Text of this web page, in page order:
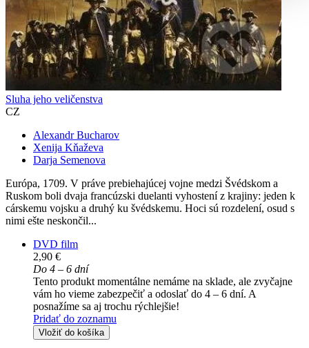
Sluha jeho veličenstva
CZ
Alexandr Bucharov
Xenija Kňaževa
Darja Semenova
Európa, 1709. V práve prebiehajúcej vojne medzi Švédskom a
Ruskom boli dvaja francúzski duelanti vyhostení z krajiny: jeden k
cárskemu vojsku a druhý ku švédskemu. Hoci sú rozdelení, osud s
nimi ešte neskončil...
DVD film
2,90 €
Do 4 – 6 dní
Tento produkt momentálne nemáme na sklade, ale zvyčajne
vám ho vieme zabezpečiť a odoslať do 4 – 6 dní. A
posnažíme sa aj trochu rýchlejšie!
Pridať do zoznamu
Vložiť do košíka